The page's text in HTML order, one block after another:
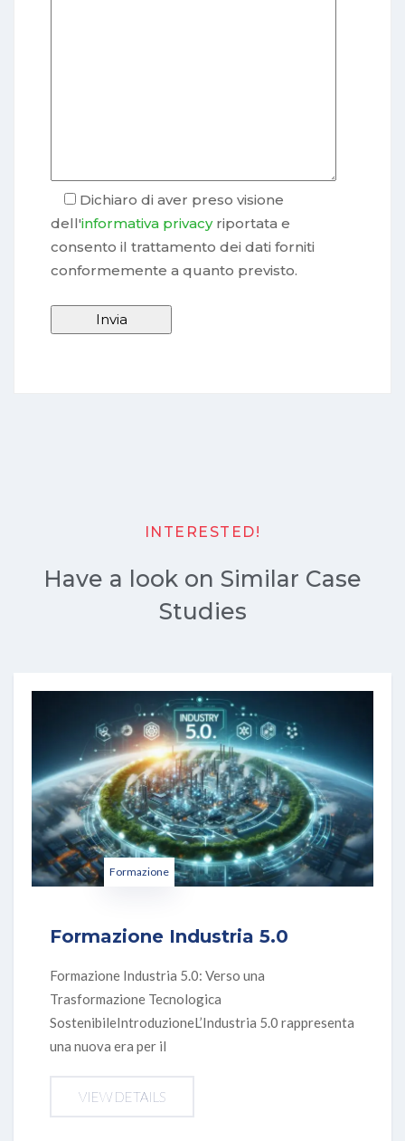
Dichiaro di aver preso visione
dell'informativa privacyriportata e
consento il trattamento dei dati forniti
conformemente a quanto previsto.
INTERESTED!
Have a look on Similar Case
Studies
Formazione
Formazione Industria 5.0
Formazione Industria 5.0: Verso una
Trasformazione Tecnologica
SostenibileIntroduzioneL’Industria 5.0 rappresenta
una nuova era per il
VIEW DETAILS